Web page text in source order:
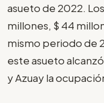
asueto de 2022.
millones, $ 44
mismo periodo de
este asueto
y Azuay la